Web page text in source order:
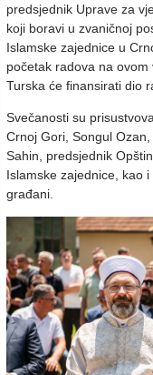
predsjednik Uprave za
koji boravi u zvaničnoj
Islamske zajednice u
početak radova na
Turska će finansirati dio
Svečanosti su
Crnoj Gori, Songul
Sahin, predsjednik
Islamske zajednice, kao
građani.